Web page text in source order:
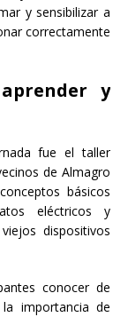
y sensibilizar a
correctamente
y
fue el taller
de Almagro
básicos
eléctricos y
dispositivos
conocer de
importancia de